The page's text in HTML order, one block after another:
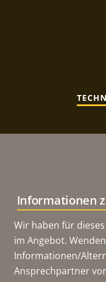
Informationen
Wir haben für
im Angebot.
Informationen/
Ansprechpartner